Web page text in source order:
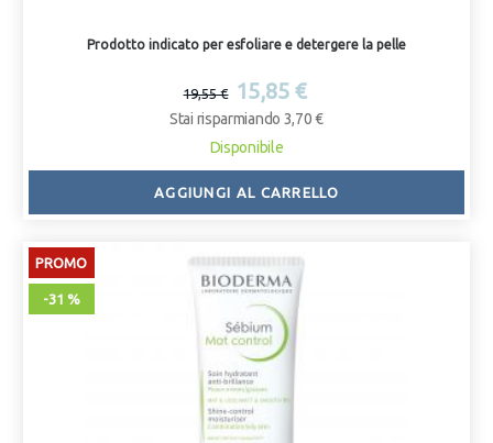
Prodotto indicato per esfoliare e detergere la pelle
19,55 € 15,85 €
Stai risparmiando 3,70 €
Disponibile
AGGIUNGI AL CARRELLO
PROMO
-31 %